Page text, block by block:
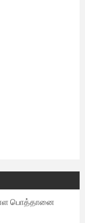
பொத்தானை